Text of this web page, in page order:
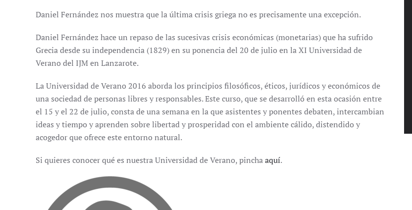
Daniel Fernández nos muestra que la última crisis griega no es precisamente una excepción.
Daniel Fernández hace un repaso de las sucesivas crisis económicas (monetarias) que ha sufrido
Grecia desde su independencia (1829) en su ponencia del 20 de julio en la XI Universidad de
Verano del IJM en Lanzarote.
La Universidad de Verano 2016 aborda los principios filosóficos, éticos, jurídicos y económicos de
una sociedad de personas libres y responsables. Este curso, que se desarrolló en esta ocasión entre
el 15 y el 22 de julio, consta de una semana en la que asistentes y ponentes debaten, intercambian
ideas y tiempo y aprenden sobre libertad y prosperidad con el ambiente cálido, distendido y
acogedor que ofrece este entorno natural.
Si quieres conocer qué es nuestra Universidad de Verano, pinchaaquí.